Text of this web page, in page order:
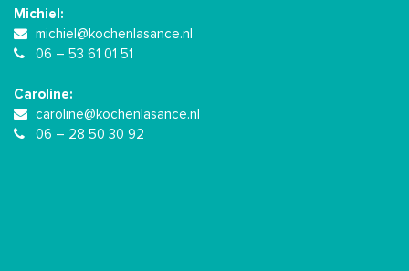
Michiel:
michiel@kochenlasance.nl
06 – 53 61 01 51
Caroline:
caroline@kochenlasance.nl
06 – 28 50 30 92